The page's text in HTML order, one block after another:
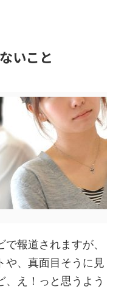
いこと
報道されますが、
や、真面目そうに見
、え！っと思うよう